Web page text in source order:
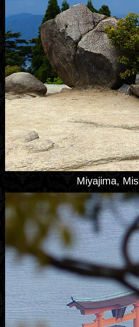
Miyajima,